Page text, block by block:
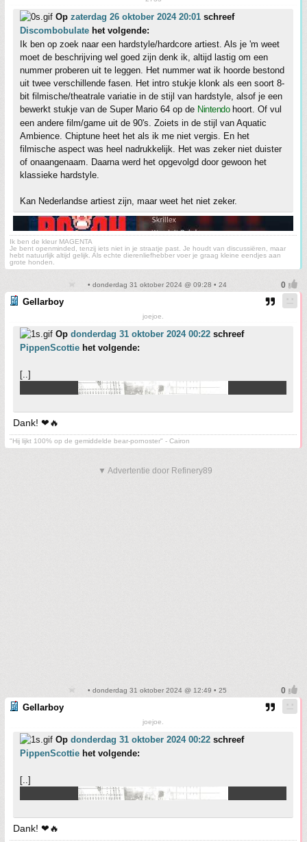
Op zaterdag 26 oktober 2024 20:01 schreef
Discombobulate het volgende:
Ik ben op zoek naar een hardstyle/hardcore artiest. Als je 'm weet
moet de beschrijving wel goed zijn denk ik, altijd lastig om een
nummer proberen uit te leggen. Het nummer wat ik hoorde bestond
uit twee verschillende fasen. Het intro stukje klonk als een soort 8-
bit filmische/theatrale variatie in de stijl van hardstyle, alsof je een
bewerkt stukje van de Super Mario 64 op de Nintendohoort. Of vul
een andere film/game uit de 90's. Zoiets in de stijl van Aquatic
Ambience. Chiptune heet het als ik me niet vergis. En het
filmische aspect was heel nadrukkelijk. Het was zeker niet duister
of onaangenaam. Daarna werd het opgevolgd door gewoon het
klassieke hardstyle.
Kan Nederlandse artiest zijn, maar weet het niet zeker.
Ik ben de kleur MAGENTA
Je bent openminded, tenzij iets niet in je straatje past. Je houdt van discussiëren, maar
hebt natuurlijk altijd gelijk. Als echte dierenliefhebber voer je graag kleine eendjes aan
grote honden.
• donderdag 31 oktober 2024 @ 09:28 • 24
Gellarboy
joejoe.
Op donderdag 31 oktober 2024 00:22 schreef
PippenScottie het volgende:
[..]
Dank! ❤🔥
"Hij lijkt 100% op de gemiddelde bear-pornoster" - Cairon
▼ Advertentie door Refinery89
• donderdag 31 oktober 2024 @ 12:49 • 25
Gellarboy
joejoe.
Op donderdag 31 oktober 2024 00:22 schreef
PippenScottie het volgende:
[..]
Dank! ❤🔥